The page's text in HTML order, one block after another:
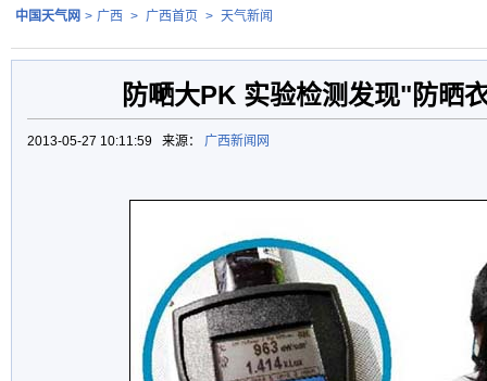
中国天气网 > 广西 > 广西首页 > 天气新闻
防嗮大PK 实验检测发现"防晒
2013-05-27 10:11:59 来源： 广西新闻网